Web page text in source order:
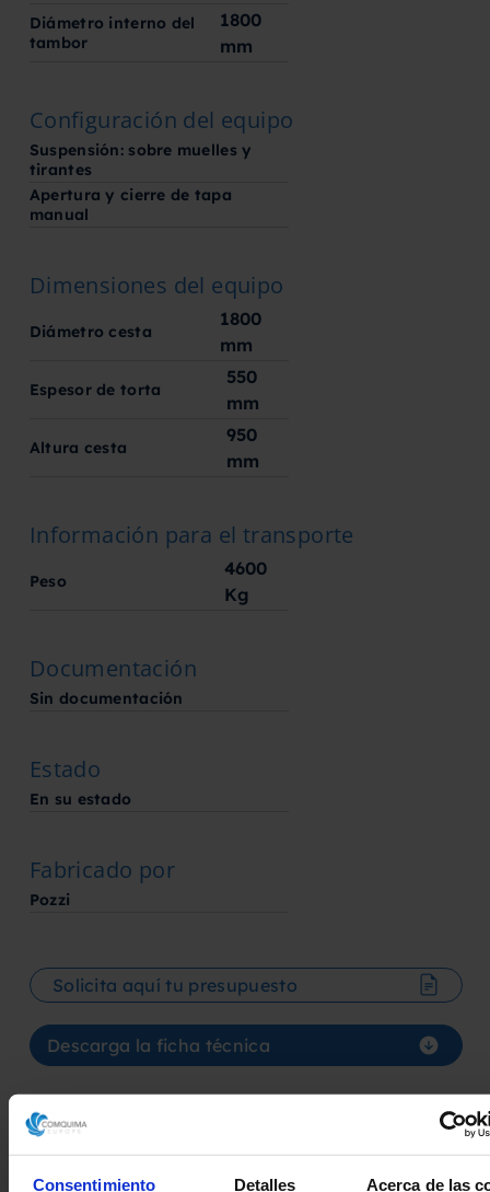
Consentimiento Detalles Acerca de las
Diámetro interno del
tambor
1800
mm
Configuración del equipo
Suspensión: sobre muelles y
tirantes
Apertura y cierre de tapa
manual
Dimensiones del equipo
Diámetro cesta
1800
mm
Espesor de torta
550
mm
Altura cesta
950
mm
Información para el transporte
Peso
4600
Kg
Documentación
Sin documentación
Estado
En su estado
Fabricado por
Pozzi
Solicita aquí tu presupuesto
Descarga la ficha técnica